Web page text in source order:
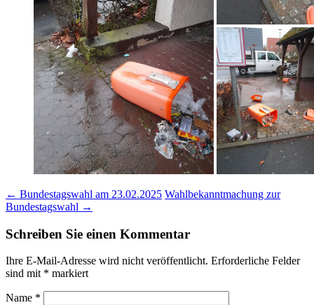
Post
navigation
← Bundestagswahl am 23.02.2025 Wahlbekanntmachung zur
Bundestagswahl →
Schreiben Sie einen Kommentar
Ihre E-Mail-Adresse wird nicht veröffentlicht. Erforderliche Felder
sind mit * markiert
Name *